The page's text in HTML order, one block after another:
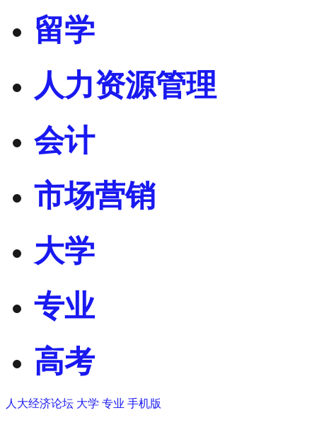
留学
人力资源管理
会计
市场营销
大学
专业
高考
人大经济论坛 大学 专业 手机版